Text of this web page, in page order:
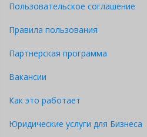
Пользовательское соглашение
Правила пользования
Партнерская программа
Вакансии
Как это работает
Юридические услуги для Бизнеса